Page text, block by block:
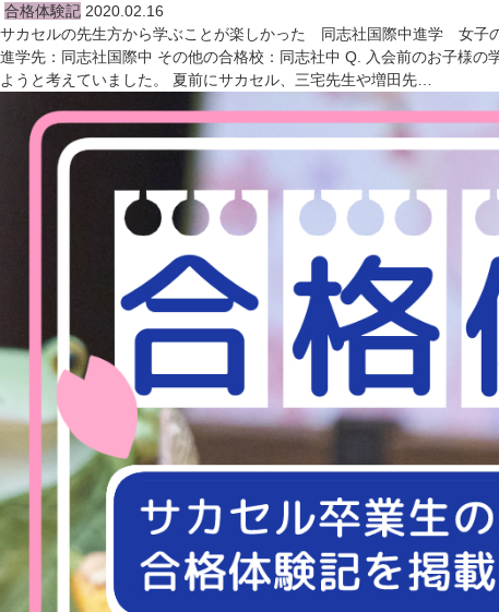
合格体験記 2020.02.16
サカセルの先生方から学ぶことが楽しかった 同志社国際中進学 女子
進学先：同志社国際中 その他の合格校：同志社中 Q. 入会前のお子様
ようと考えていました。 夏前にサカセル、三宅先生や増田先…